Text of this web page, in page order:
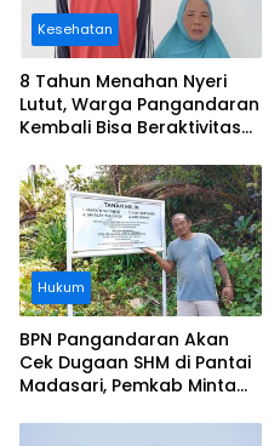
Kesehatan
8 Tahun Menahan Nyeri
Lutut, Warga Pangandaran
Kembali Bisa Beraktivitas
Ditanggung BPJS
Hukum
BPN Pangandaran Akan
Cek Dugaan SHM di Pantai
Madasari, Pemkab Minta